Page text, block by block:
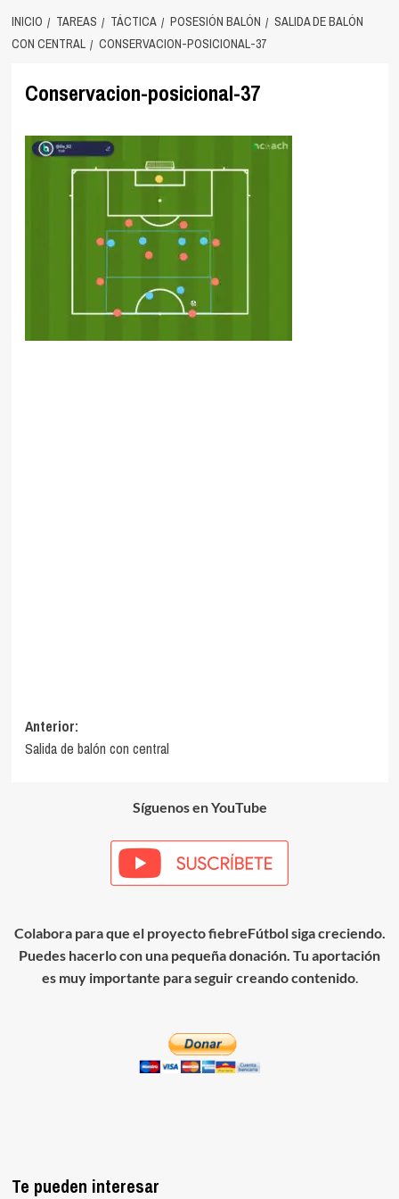
INICIO TAREAS TÁCTICA POSESIÓN BALÓN
SALIDA DE BALÓN
CON CENTRAL
CONSERVACION-POSICIONAL-37
Conservacion-posicional-37
Navegación
de
Anterior:
Salida de balón con central
Síguenos en YouTube
Colabora para que el proyecto fiebreFútbol siga creciendo.
Puedes hacerlo con una pequeña donación. Tu aportación
es muy importante para seguir creando contenido.
Te pueden interesar